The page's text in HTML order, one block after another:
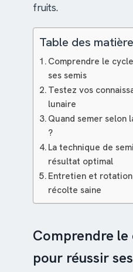
fruits.
Table des
Comprendre le
ses semis
Testez vos
lunaire
Quand semer selon
?
La technique de
résultat optimal
Entretien et rotation
récolte saine
Comprendre le
pour réussir